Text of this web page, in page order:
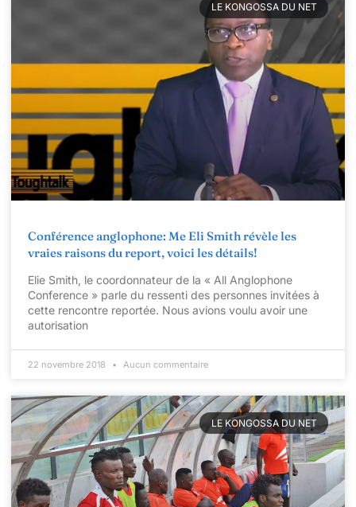
LE KONGOSSA DU NET
Conférence anglophone: Me Eli Smith révèle les
vraies raisons du report, voici les détails!
Elie Smith, le coordonnateur de la « All Anglophone
Conference » parle du ressenti des personnes invitées à
cette rencontre reportée. Nous avions voulu avoir une
autorisation
22 novembre 2018 Aucun commentaire
LE KONGOSSA DU NET